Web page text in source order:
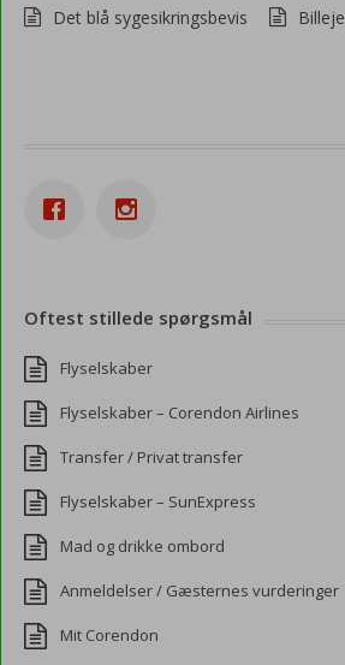
Det blå sygesikringsbevis
Billeje
Oftest stillede spørgsmål
Flyselskaber
Flyselskaber – Corendon Airlines
Transfer / Privat transfer
Flyselskaber – SunExpress
Mad og drikke ombord
Anmeldelser / Gæsternes vurderinger
Mit Corendon